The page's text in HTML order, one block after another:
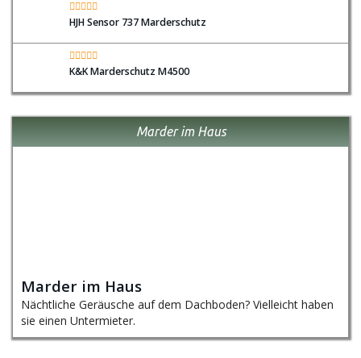
HJH Sensor 737 Marderschutz
K&K Marderschutz M4500
Marder im Haus
Marder im Haus
Nächtliche Geräusche auf dem Dachboden? Vielleicht haben
sie einen Untermieter.